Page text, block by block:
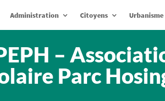
Administration Citoyens Urbanisme
–
Parc